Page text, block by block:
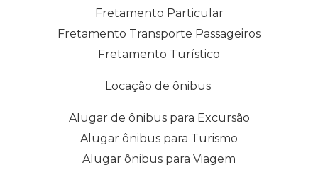
Fretamento Particular
Fretamento Transporte Passageiros
Fretamento Turístico
Locação de ônibus
Alugar de ônibus para Excursão
Alugar ônibus para Turismo
Alugar ônibus para Viagem